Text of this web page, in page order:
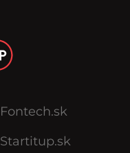
Fontech.sk
Startitup.sk